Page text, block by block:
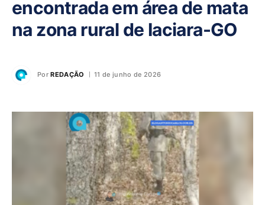
encontrada em área de mata
na zona rural de Iaciara-GO
Por REDAÇÃO 11 de junho de 2026